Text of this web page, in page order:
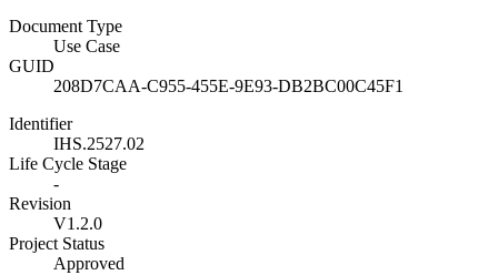
Document Type
Use Case
GUID
208D7CAA-C955-455E-9E93-DB2BC00C45F1
Identifier
IHS.2527.02
Life Cycle Stage
-
Revision
V1.2.0
Project Status
Approved